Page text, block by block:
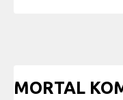
MORTAL